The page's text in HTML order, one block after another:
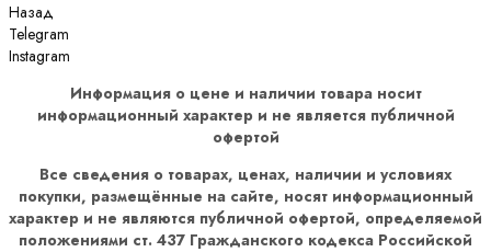
Назад
Telegram
Instagram
Информация о цене и наличии товара носит
информационный характер и не является публичной
офертой
Все сведения о товарах, ценах, наличии и условиях
покупки, размещённые на сайте, носят информационный
характер и не являются публичной офертой, определяемой
положениями ст. 437 Гражданского кодекса Российской